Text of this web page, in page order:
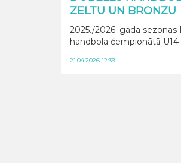
ZELTU UN BRONZU
2025./2026. gada
handbola čempionātā
21.04.2026 12:39